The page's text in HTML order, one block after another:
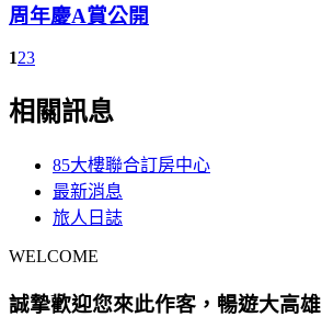
周年慶A賞公開
123
相關訊息
85大樓聯合訂房中心
最新消息
旅人日誌
WELCOME
誠摯歡迎您來此作客，暢遊大高雄